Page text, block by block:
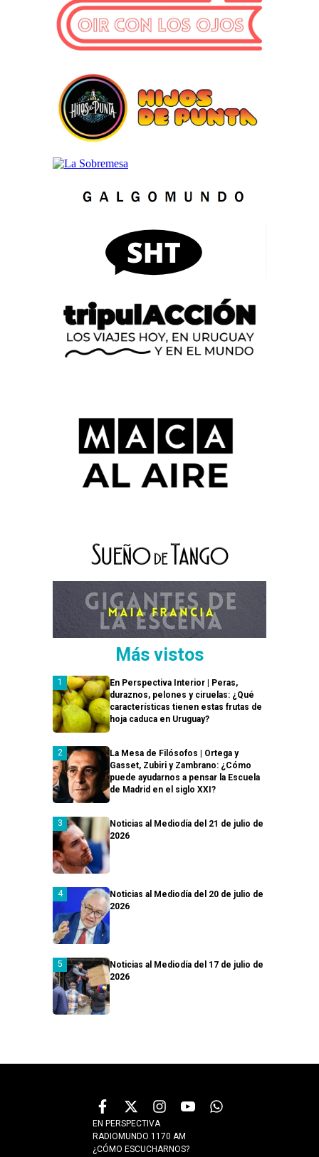
Más vistos
En Perspectiva Interior | Peras,
duraznos, pelones y ciruelas: ¿Qué
características tienen estas frutas de
hoja caduca en Uruguay?
La Mesa de Filósofos | Ortega y
Gasset, Zubiri y Zambrano: ¿Cómo
puede ayudarnos a pensar la Escuela
de Madrid en el siglo XXI?
Noticias al Mediodía del 21 de julio de
2026
Noticias al Mediodía del 20 de julio de
2026
Noticias al Mediodía del 17 de julio de
2026
EN PERSPECTIVA
RADIOMUNDO 1170 AM
¿CÓMO ESCUCHARNOS?